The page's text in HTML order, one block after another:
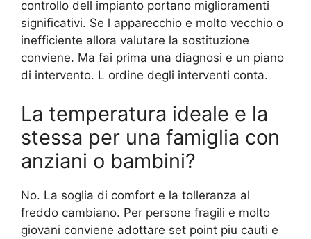
controllo dell impianto portano miglioramenti
significativi. Se l apparecchio e molto vecchio o
inefficiente allora valutare la sostituzione
conviene. Ma fai prima una diagnosi e un piano
di intervento. L ordine degli interventi conta.
La temperatura ideale e la
stessa per una famiglia con
anziani o bambini?
No. La soglia di comfort e la tolleranza al
freddo cambiano. Per persone fragili e molto
giovani conviene adottare set point piu cauti e